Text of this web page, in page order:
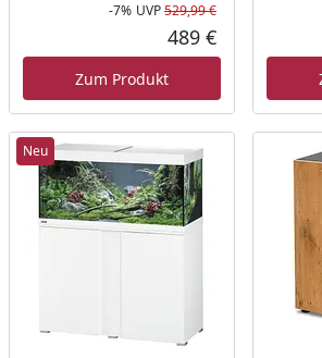
Rabatt in
-7% UVP529,99 €
Aktueller Preis
489 €
Zum Produkt
Neu